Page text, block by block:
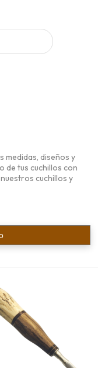
medidas, diseños y
de tus cuchillos con
cuchillos y